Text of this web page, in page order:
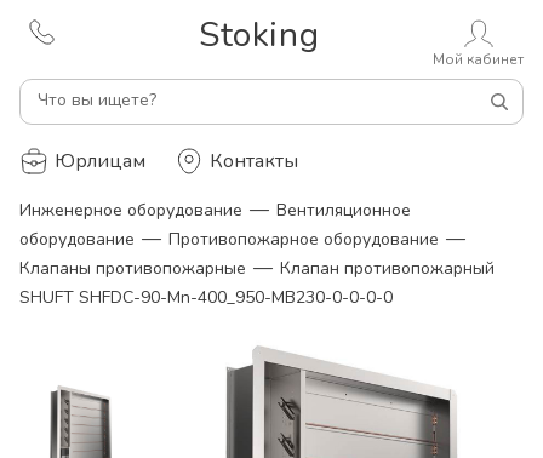
Stoking
Что вы ищете?
Мой кабинет
Юрлицам Контакты
Инженерное оборудование — Вентиляционное
оборудование — Противопожарное оборудование —
Клапаны противопожарные — Клапан противопожарный
SHUFT SHFDC-90-Mn-400_950-MB230-0-0-0-0